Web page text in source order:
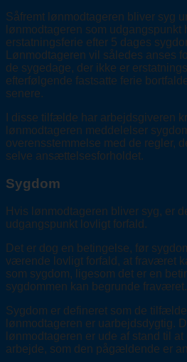
Såfremt lønmodtageren bliver syg
lønmodtageren som udgangspunkt
erstatningsferie efter 5 dages
Lønmodtageren vil således anses
de sygedage, der ikke er
efterfølgende fastsatte ferie
senere.
I disse tilfælde har arbejdsgiveren
lønmodtageren meddelelser
overensstemmelse med de regler,
selve ansættelsesforholdet.
Sygdom
Hvis lønmodtageren bliver syg, er
udgangspunkt lovligt forfald.
Det er dog en betingelse, før
værende lovligt forfald, at fraværet
som sygdom, ligesom det er en
sygdommen kan begrunde fraværet.
Sygdom er defineret som de
lønmodtageren er uarbejdsdygtig.
lønmodtageren er ude af stand til
arbejde, som den pågældende er